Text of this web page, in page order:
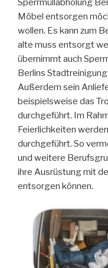
Sperrmüllabholung
Möbel entsorgen
wollen. Es kann zum
alte muss entsorgt
übernimmt auch
Berlins
Außerdem sein
beispielsweise das
durchgeführt. Im
Feierlichkeiten
durchgeführt. So
und weitere
ihre Ausrüstung mit
entsorgen können.